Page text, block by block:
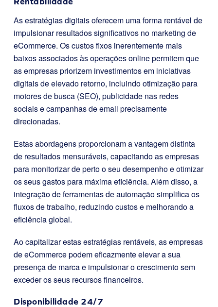
As estratégias digitais oferecem uma forma rentável de
impulsionar resultados significativos no marketing de
eCommerce. Os custos fixos inerentemente mais
baixos associados às operações online permitem que
as empresas priorizem investimentos em iniciativas
digitais de elevado retorno, incluindo otimização para
motores de busca (SEO), publicidade nas redes
sociais e campanhas de email precisamente
direcionadas.
Estas abordagens proporcionam a vantagem distinta
de resultados mensuráveis, capacitando as empresas
para monitorizar de perto o seu desempenho e otimizar
os seus gastos para máxima eficiência. Além disso, a
integração de ferramentas de automação simplifica os
fluxos de trabalho, reduzindo custos e melhorando a
eficiência global.
Ao capitalizar estas estratégias rentáveis, as empresas
de eCommerce podem eficazmente elevar a sua
presença de marca e impulsionar o crescimento sem
exceder os seus recursos financeiros.
Disponibilidade 24/7